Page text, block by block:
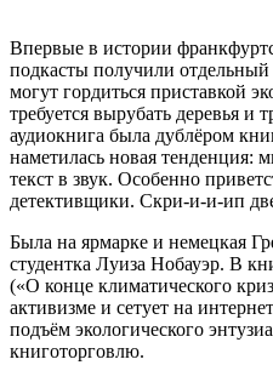
Впервые в истории
подкасты получили
могут гордиться приставкой
требуется вырубать деревья и
аудиокнига была дублёром
наметилась новая тенденция:
текст в звук. Особенно
детективщики. Скри-и-и-ип
Была на ярмарке и немецкая
студентка Луиза Нобауэр. В
(«О конце климатического
активизме и сетует на
подъём экологического
книготорговлю.